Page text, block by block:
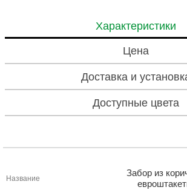
Характеристики
Цена
Доставка и
Доступные цвета
Название
Забор из